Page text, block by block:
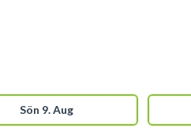
Sön 9. Aug